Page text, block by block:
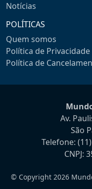
Notícias
POLÍTICAS
Quem somos
Política de Privacidade
Política de
Av.
São
Telefone:
CNPJ:
© Copyright 2026